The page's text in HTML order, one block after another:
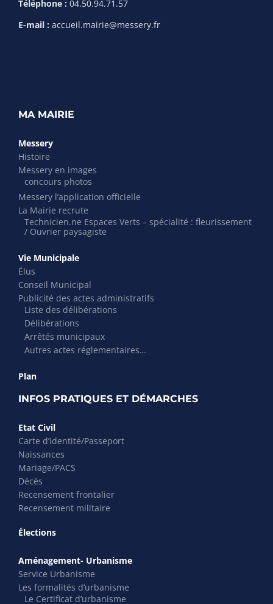
Téléphone : 04.50.94.71.57
E-mail : accueil.mairie@messery.fr
MA MAIRIE
Messery
Histoire
Messery en images
concours photos
Messery l’application officielle
La Mairie recrute
Technicien.ne Espaces Verts – spécialité : fleurissement
/ Ouvrier paysagiste
Vie Municipale
Élus
Conseil Municipal
Publicité des actes administratifs
Liste des délibérations
Délibérations
Arrêtés municipaux
Autres actes réglementaires…
Plan
INFOS PRATIQUES ET DÉMARCHES
Etat Civil
Carte d’identité/Passeport
Naissances
Mariage/PACS
Décès
Recensement frontalier
Recensement militaire
Élections
Aménagement- Urbanisme
Service Urbanisme
Les formalités d’urbanisme
Le Certificat d’urbanisme